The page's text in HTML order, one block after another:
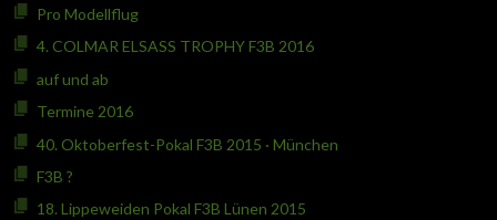
Pro Modellflug
4. COLMAR ELSASS TROPHY F3B 2016
auf und ab
Termine 2016
40. Oktoberfest-Pokal F3B 2015 · München
F3B ?
18. Lippeweiden Pokal F3B Lünen 2015